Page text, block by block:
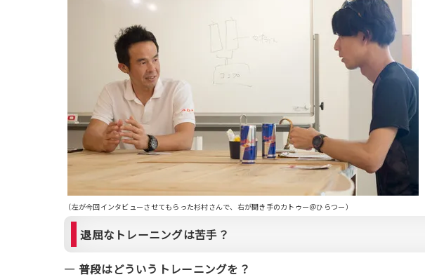
（左が今回インタビューさせてもらった杉村さんで、右が聞き手のカトゥー＠ひらつー）
退屈なトレーニングは苦手？
― 普段はどういうトレーニングを？